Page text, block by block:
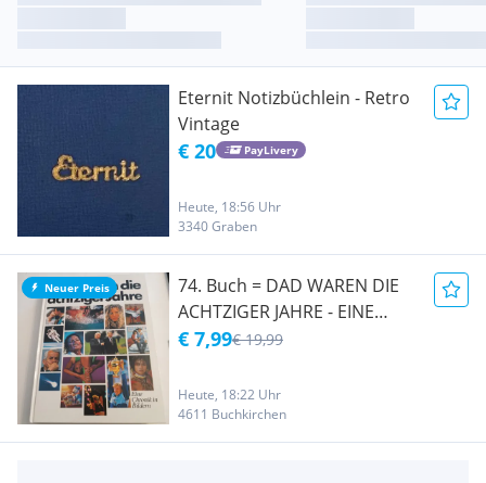
Eternit Notizbüchlein - Retro
Vintage
€ 20 PayLivery
Heute, 18:56 Uhr
3340 Graben
Neuer Preis
74. Buch = DAD WAREN DIE
ACHTZIGER JAHRE - EINE
CHRONIK IN BILDER
€ 7,99€ 19,99
Heute, 18:22 Uhr
4611 Buchkirchen